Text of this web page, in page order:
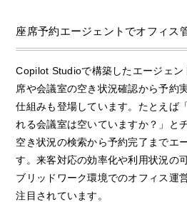
座席予約エージェントでオフィス
Copilot Studioで構築したエージェン
席や会議室の空き状況確認から予約
仕組みも登場しています。たとえば
れる会議室は空いていますか？」と
空き状況の検索から予約完了までエ
す。来客対応の効率化や利用状況の
ブリッドワーク環境でのオフィス運
注目されています。